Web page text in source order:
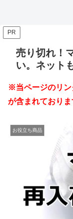
PR
売り切れ！
い。ネット
※当ページのリン
が含まれておりま
お役立ち商品